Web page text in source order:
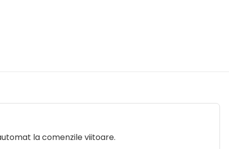
la comenzile viitoare.